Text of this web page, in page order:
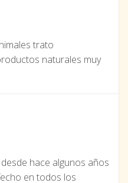
trato
naturales muy
hace algunos años
en todos los